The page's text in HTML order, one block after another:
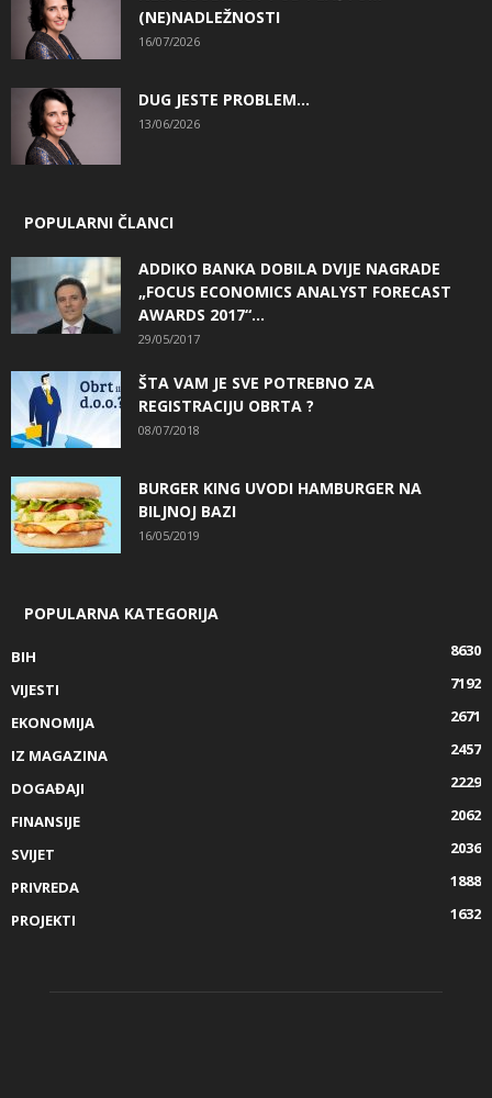
(NE)NADLEŽNOSTI
16/07/2026
DUG JESTE PROBLEM…
13/06/2026
POPULARNI ČLANCI
ADDIKO BANKA DOBILA DVIJE NAGRADE
„FOCUS ECONOMICS ANALYST FORECAST
AWARDS 2017“...
29/05/2017
ŠTA VAM JE SVE POTREBNO ZA
REGISTRACIJU OBRTA ?
08/07/2018
BURGER KING UVODI HAMBURGER NA
BILJNOJ BAZI
16/05/2019
POPULARNA KATEGORIJA
BIH
8630
VIJESTI
7192
EKONOMIJA
2671
IZ MAGAZINA
2457
DOGAĐAJI
2229
FINANSIJE
2062
SVIJET
2036
PRIVREDA
1888
PROJEKTI
1632